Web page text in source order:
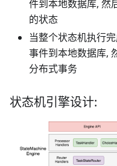
件到本地数据库, 然
的状态
当整个状态机执行
事件到本地数据库,
分布式事务
状态机引擎设计: